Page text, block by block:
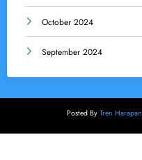
October 2024
September 2024
Posted By Tren Harapan